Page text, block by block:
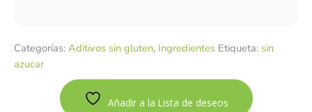
Categorías: Aditivos sin gluten, Ingredientes Etiqueta: sin
azucar
Añadir a la Lista de deseos